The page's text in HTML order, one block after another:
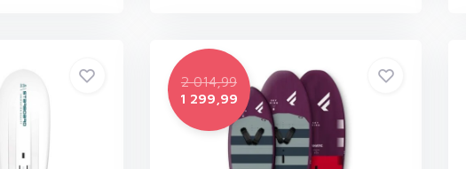
2 014,99
1 299,99